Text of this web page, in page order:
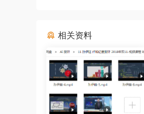
相关资料